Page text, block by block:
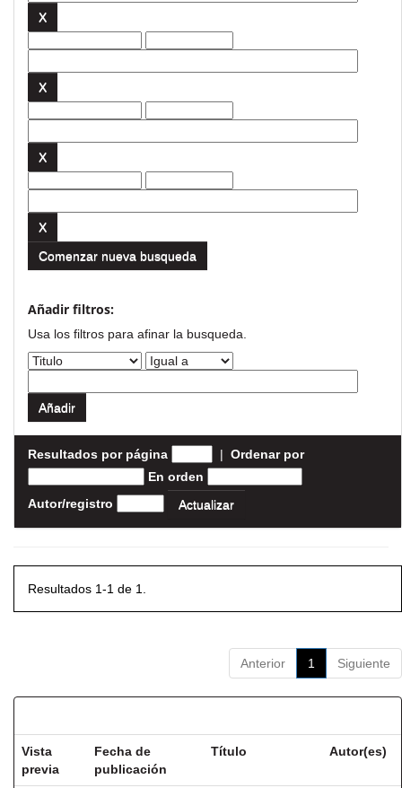
Comenzar nueva busqueda
Añadir filtros:
Usa los filtros para afinar la busqueda.
Resultados por página | Ordenar por
En orden
Autor/registro
Resultados 1-1 de 1.
Anterior 1 Siguiente
Vista
previa
Fecha de
publicación
Título Autor(es)